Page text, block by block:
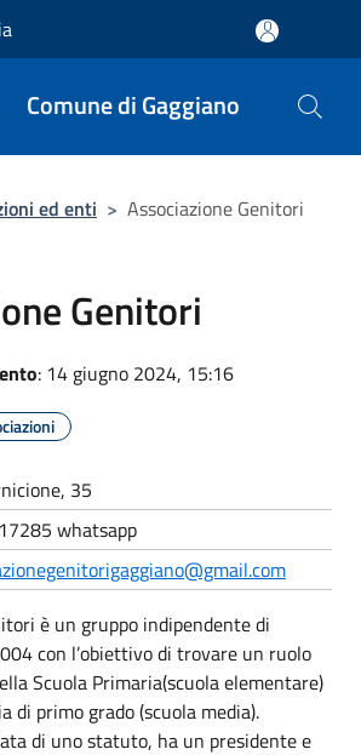
Comune di Gaggiano
ed enti > Associazione Genitori
Genitori
: 14 giugno 2024, 15:16
35
whatsapp
è un gruppo indipendente di
con l’obiettivo di trovare un ruolo
Scuola Primaria(scuola elementare)
di primo grado (scuola media).
di uno statuto, ha un presidente e